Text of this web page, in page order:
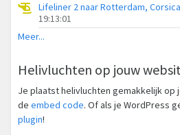
Lifeliner 2 naar Rotterdam,
19:13:01
Meer...
Helivluchten op jouw
Je plaatst helivluchten gemakkelijk op
de embed code. Of als je WordPress
plugin!